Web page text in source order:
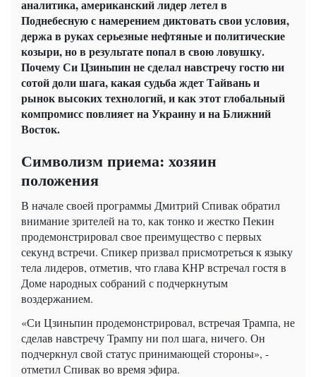
аналитика, американский лидер летел в
Поднебесную с намерением диктовать свои условия,
держа в руках серьезные нефтяные и политические
козыри, но в результате попал в свою ловушку.
Почему Си Цзиньпин не сделал навстречу гостю ни
сотой доли шага, какая судьба ждет Тайвань и
рынок высоких технологий, и как этот глобальный
компромисс повлияет на Украину и на Ближний
Восток.
Символизм приема: хозяин
положения
В начале своей программы Дмитрий Спивак обратил
внимание зрителей на то, как тонко и жестко Пекин
продемонстрировал свое преимущество с первых
секунд встречи. Спикер призвал присмотреться к языку
тела лидеров, отметив, что глава КНР встречал гостя в
Доме народных собраний с подчеркнутым
воздержанием.
«Си Цзиньпин продемонстрировал, встречая Трампа, не
сделав навстречу Трампу ни пол шага, ничего. Он
подчеркнул свой статус принимающей стороны», -
отметил Спивак во время эфира.